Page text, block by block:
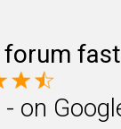
forum
- on